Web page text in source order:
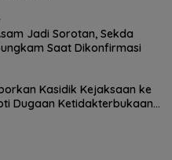
Jadi Sorotan, Sekda
Saat Dikonfirmasi
Kasidik Kejaksaan ke
Dugaan Ketidakterbukaan